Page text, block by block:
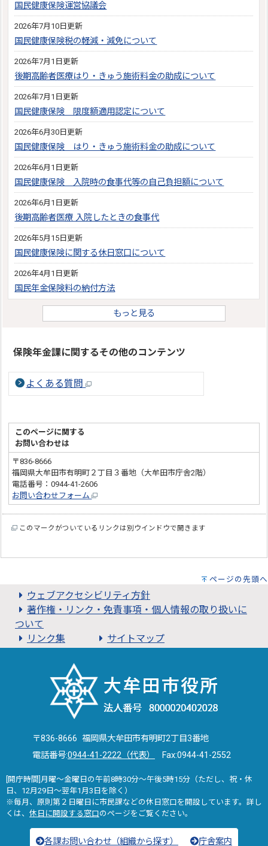
国民健康保険運営協議会
2026年7月10日更新
国民健康保険税の軽減・減免について
2026年7月1日更新
後期高齢者医療はり・きゅう施術料金の助成について
2026年7月1日更新
国民健康保険 限度額適用認定について
2026年6月30日更新
国民健康保険 はり・きゅう施術料金の助成について
2026年6月1日更新
国民健康保険 入院時の食事代等の自己負担額について
2026年6月1日更新
後期高齢者医療 入院したときの食事代
2026年5月15日更新
国民健康保険に関する休日窓口について
2026年4月1日更新
国民年金保険料の納付方法
もっと見る
保険年金課に関するその他のコンテンツ
よくある質問
このページに関する
お問い合わせは
〒836-8666
福岡県大牟田市有明町２丁目３番地（大牟田市庁舎2階）
電話番号：0944-41-2606
お問い合わせフォーム
このマークがついているリンクは別ウインドウで開きます
ページの先頭へ
ウェブアクセシビリティ方針
著作権・リンク・免責事項・個人情報の取り扱いに
ついて
リンク集
サイトマップ
〒836-8666 福岡県大牟田市有明町2丁目3番地
電話番号:0944-41-2222（代表） Fax:0944-41-2552
[開庁時間]月曜～金曜日の午前8時30分～午後5時15分（ただし、祝・休
日、12月29日～翌年1月3日を除く）
※毎月、原則第２日曜日に市民課などの休日窓口を開設しています。詳し
くは、 休日に開設する窓口のページをご覧ください。
各課お問い合わせ（組織から探す） 庁舎案内